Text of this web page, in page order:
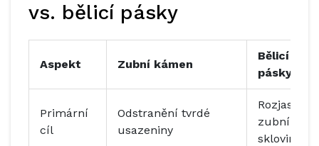
vs. bělicí pásky
Aspekt Zubní kámen
Bělicí
pásky
Primární
cíl
Odstranění tvrdé
usazeniny
Rozjasnění
zubní
skloviny